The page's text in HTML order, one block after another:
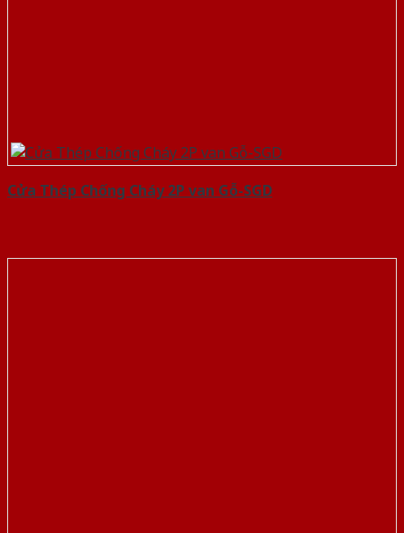
Cửa Thép Chống Cháy 2P van Gỗ-SGD